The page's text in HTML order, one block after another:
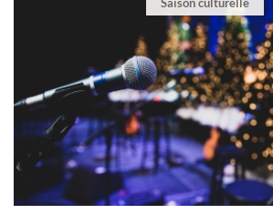
Saison culturelle